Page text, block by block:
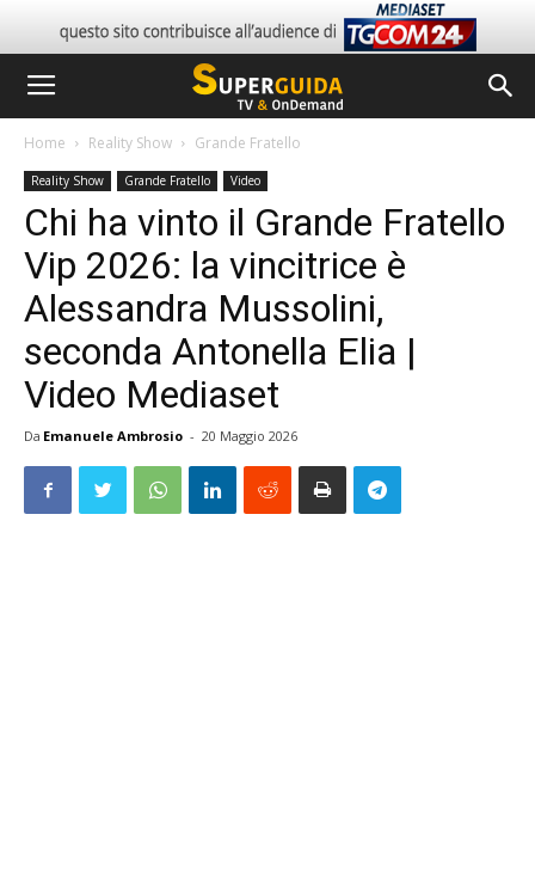
Home Reality Show Grande Fratello
Reality Show Grande Fratello Video
Chi ha vinto il Grande Fratello
Vip 2026: la vincitrice è
Alessandra Mussolini,
seconda Antonella Elia |
Video Mediaset
Da Emanuele Ambrosio - 20 Maggio 2026